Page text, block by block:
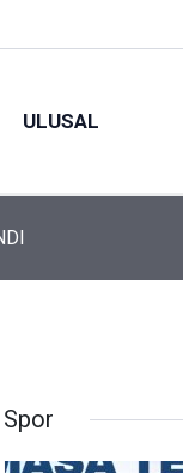
ULUSAL
Spor